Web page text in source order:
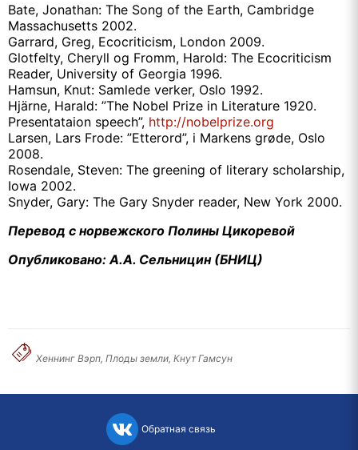
Bate, Jonathan: The Song of the Earth, Cambridge
Massachusetts 2002.
Garrard, Greg, Ecocriticism, London 2009.
Glotfelty, Cheryll og Fromm, Harold: The Ecocriticism
Reader, University of Georgia 1996.
Hamsun, Knut: Samlede verker, Oslo 1992.
Hjärne, Harald: ”The Nobel Prize in Literature 1920.
Presentataion speech”, http://nobelprize.org
Larsen, Lars Frode: ”Etterord”, i Markens grøde, Oslo
2008.
Rosendale, Steven: The greening of literary scholarship,
Iowa 2002.
Snyder, Gary: The Gary Snyder reader, New York 2000.
Перевод с норвежского Полины Цикоревой
Опубликовано: А.А. Сельницин (БНИЦ)
Хеннинг Вэрп, Плоды земли, Кнут Гамсун
Обратная связь